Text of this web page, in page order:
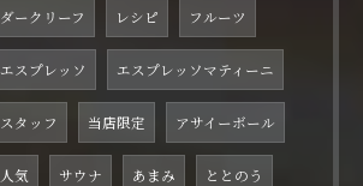
ダークリーフ レシピ フルーツ
エスプレッソ エスプレッソマティーニ
スタッフ 当店限定 アサイーボール
人気 サウナ あまみ ととのう